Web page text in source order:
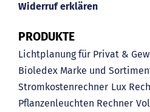
Widerruf erklären
PRODUKTE
Lichtplanung für Privat &
Bioledex Marke und
Stromkostenrechner Lux
Pflanzenleuchten Rechner